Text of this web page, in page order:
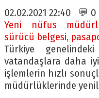
02.02.2021 22:40 💬
Yeni nüfus
sürücü belgesi,
Türkiye
vatandaşlara daha
işlemlerin hızlı
müdürlüklerinde